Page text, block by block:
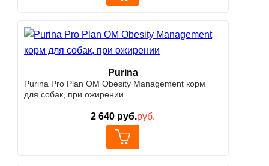
Purina
Purina Pro Plan OM Obesity Management корм
для собак, при ожирении
2 640 руб.руб.